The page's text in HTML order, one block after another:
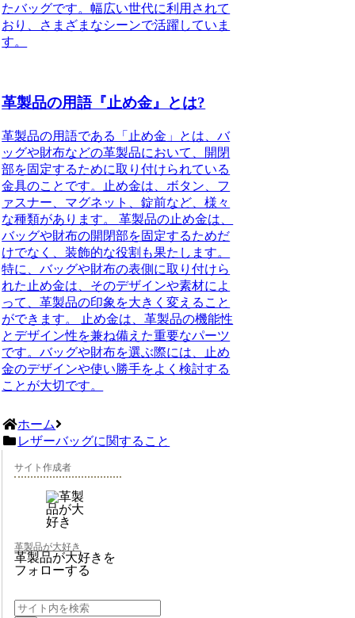
たバッグです。幅広い世代に利用されて
おり、さまざまなシーンで活躍していま
す。
革製品の用語『止め金』とは?
革製品の用語である「止め金」とは、バ
ッグや財布などの革製品において、開閉
部を固定するために取り付けられている
金具のことです。止め金は、ボタン、フ
ァスナー、マグネット、錠前など、様々
な種類があります。 革製品の止め金は、
バッグや財布の開閉部を固定するためだ
けでなく、装飾的な役割も果たします。
特に、バッグや財布の表側に取り付けら
れた止め金は、そのデザインや素材によ
って、革製品の印象を大きく変えること
ができます。 止め金は、革製品の機能性
とデザイン性を兼ね備えた重要なパーツ
です。バッグや財布を選ぶ際には、止め
金のデザインや使い勝手をよく検討する
ことが大切です。
ホーム
レザーバッグに関すること
サイト作成者
革製品が大好き
革製品が大好きを
フォローする